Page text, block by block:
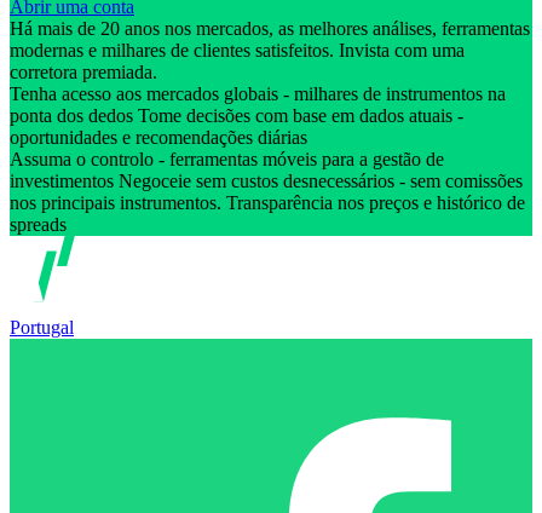
Abrir uma conta
Há mais de 20 anos nos mercados, as melhores análises, ferramentas
modernas e milhares de clientes satisfeitos. Invista com uma
corretora premiada.
Tenha acesso aos mercados globais - milhares de instrumentos na
ponta dos dedos Tome decisões com base em dados atuais -
oportunidades e recomendações diárias
Assuma o controlo - ferramentas móveis para a gestão de
investimentos Negoceie sem custos desnecessários - sem comissões
nos principais instrumentos. Transparência nos preços e histórico de
spreads
Portugal